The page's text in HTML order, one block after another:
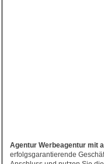
Agentur Werbeagentur mit
erfolgsgarantierende